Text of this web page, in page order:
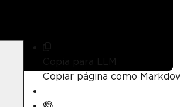
Copia para LLM
Copiar página como